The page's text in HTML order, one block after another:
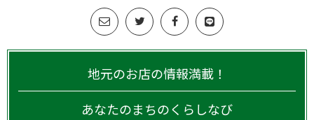
地元のお店の情報満載！
あなたのまちのくらしなび